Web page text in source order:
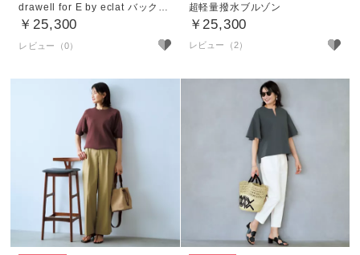
￥25,300
超軽量撥水ブルゾン
￥25,300
レビュー（2）